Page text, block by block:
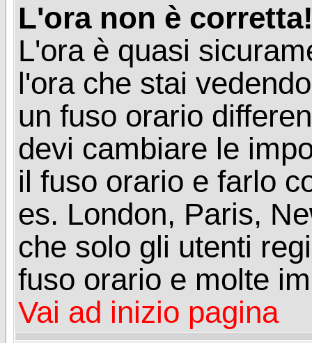
L'ora non è
L'ora è quasi
l'ora che stai
un fuso orario
devi cambiare le
il fuso orario e farlo
es. London, Paris,
che solo gli utenti
fuso orario e molte
Vai ad inizio pagina